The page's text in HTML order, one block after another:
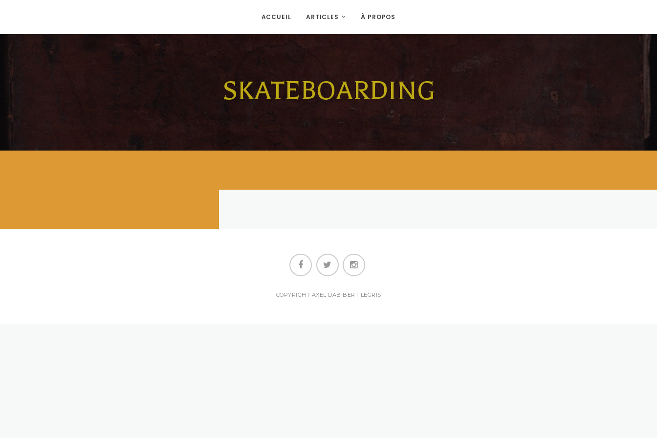
ACCUEIL ARTICLES À PROPOS
SKATEBOARDING
COPYRIGHT AXEL DABIBERT LEGRIS